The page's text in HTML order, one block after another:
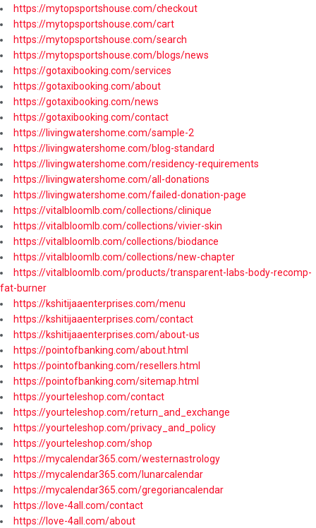
https://mytopsportshouse.com/checkout
https://mytopsportshouse.com/cart
https://mytopsportshouse.com/search
https://mytopsportshouse.com/blogs/news
https://gotaxibooking.com/services
https://gotaxibooking.com/about
https://gotaxibooking.com/news
https://gotaxibooking.com/contact
https://livingwatershome.com/sample-2
https://livingwatershome.com/blog-standard
https://livingwatershome.com/residency-requirements
https://livingwatershome.com/all-donations
https://livingwatershome.com/failed-donation-page
https://vitalbloomlb.com/collections/clinique
https://vitalbloomlb.com/collections/vivier-skin
https://vitalbloomlb.com/collections/biodance
https://vitalbloomlb.com/collections/new-chapter
https://vitalbloomlb.com/products/transparent-labs-body-recomp-
fat-burner
https://kshitijaaenterprises.com/menu
https://kshitijaaenterprises.com/contact
https://kshitijaaenterprises.com/about-us
https://pointofbanking.com/about.html
https://pointofbanking.com/resellers.html
https://pointofbanking.com/sitemap.html
https://yourteleshop.com/contact
https://yourteleshop.com/return_and_exchange
https://yourteleshop.com/privacy_and_policy
https://yourteleshop.com/shop
https://mycalendar365.com/westernastrology
https://mycalendar365.com/lunarcalendar
https://mycalendar365.com/gregoriancalendar
https://love-4all.com/contact
https://love-4all.com/about